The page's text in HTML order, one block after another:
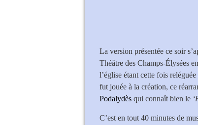
La version présentée ce soir
Théâtre des Champs-Élysées
l’église étant cette fois
fut jouée à la création, ce
Podalydès qui connaît bien le
C’est en tout 40 minutes de